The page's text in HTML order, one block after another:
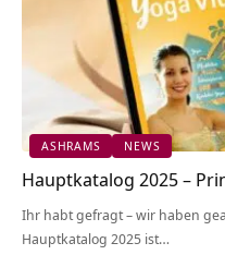
ASHRAMS NEWS
Hauptkatalog 2025 –
Ihr habt gefragt – wir haben
Hauptkatalog 2025 ist…